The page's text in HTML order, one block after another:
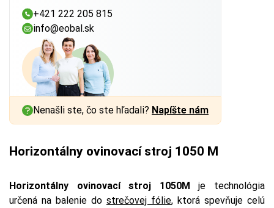
+421 222 205 815
info@eobal.sk
Nenašli ste, čo ste hľadali? Napíšte nám
Horizontálny ovinovací stroj 1050 M
Horizontálny ovinovací stroj 1050M
je technológia
určená na balenie do strečovej fólie, ktorá spevňuje celú